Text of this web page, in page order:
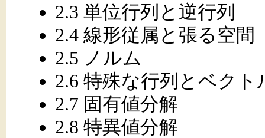
2.3 単位行列と逆行列
2.4 線形従属と張る空間
2.5 ノルム
2.6 特殊な行列とベクト
2.7 固有値分解
2.8 特異値分解